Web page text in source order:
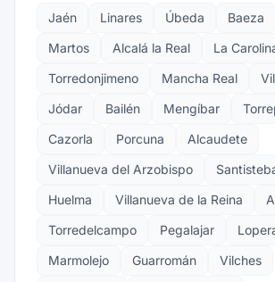
Jaén Linares Úbeda Baeza
Martos
Alcalá la Real
La
Torredonjimeno
Mancha Real
Jódar
Bailén Mengíbar
Cazorla
Porcuna
Alcaudete
Villanueva del Arzobispo
Huelma
Villanueva de la Reina
Torredelcampo
Pegalajar
Marmolejo
Guarromán
Vilches